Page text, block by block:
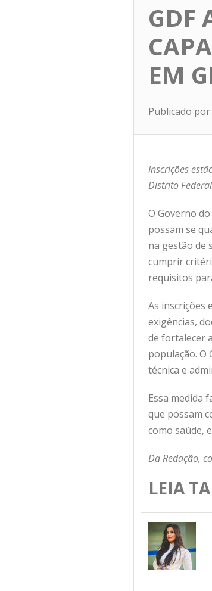
GDF
EM
Publicado
Inscrições
Distrito Federal
O Governo
possam se
na gestão de
cumprir
requisitos
As inscrições
exigências,
de fortalecer
população. O
técnica e
Essa medida
que possam
como saúde,
Da Redação,
LEIA